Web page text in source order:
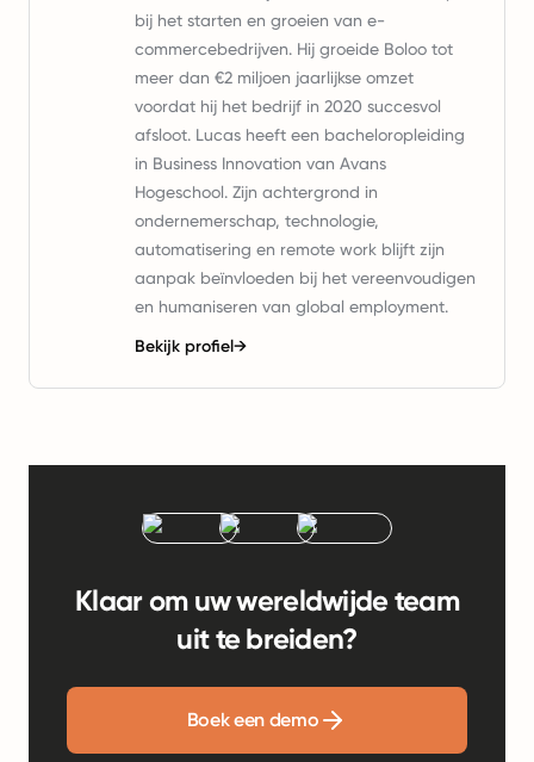
bij het starten en groeien van e-
commercebedrijven. Hij groeide Boloo tot
meer dan €2 miljoen jaarlijkse omzet
voordat hij het bedrijf in 2020 succesvol
afsloot. Lucas heeft een bacheloropleiding
in Business Innovation van Avans
Hogeschool. Zijn achtergrond in
ondernemerschap, technologie,
automatisering en remote work blijft zijn
aanpak beïnvloeden bij het vereenvoudigen
en humaniseren van global employment.
Bekijk profiel→
Klaar om uw wereldwijde team
uit te breiden?
Boek een demo